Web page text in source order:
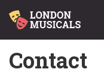
Contact